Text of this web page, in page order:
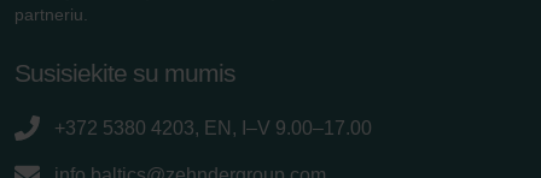
partneriu.
Susisiekite su mumis
+372 5380 4203, EN, I–V 9.00–17.00